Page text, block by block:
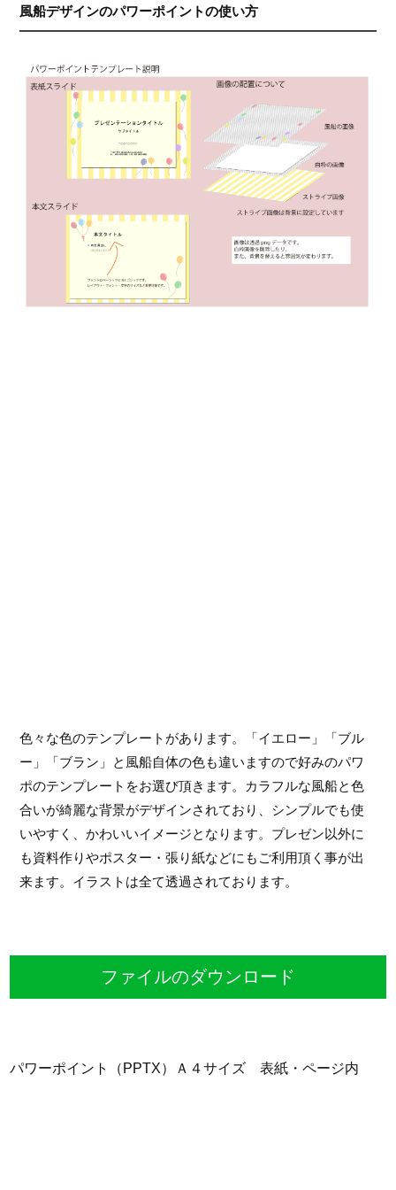
風船デザインのパワーポイントの使い方
色々な色のテンプレートがあります。「イエロー」「ブル
ー」「ブラン」と風船自体の色も違いますので好みのパワ
ポのテンプレートをお選び頂きます。カラフルな風船と色
合いが綺麗な背景がデザインされており、シンプルでも使
いやすく、かわいいイメージとなります。プレゼン以外に
も資料作りやポスター・張り紙などにもご利用頂く事が出
来ます。イラストは全て透過されております。
ファイルのダウンロード
パワーポイント（PPTX）Ａ４サイズ 表紙・ページ内